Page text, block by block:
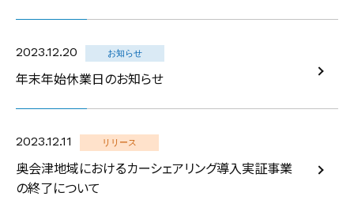
2023.12.20 お知らせ
年末年始休業日のお知らせ
2023.12.11 リリース
奥会津地域におけるカーシェアリング導入実証事業
の終了について